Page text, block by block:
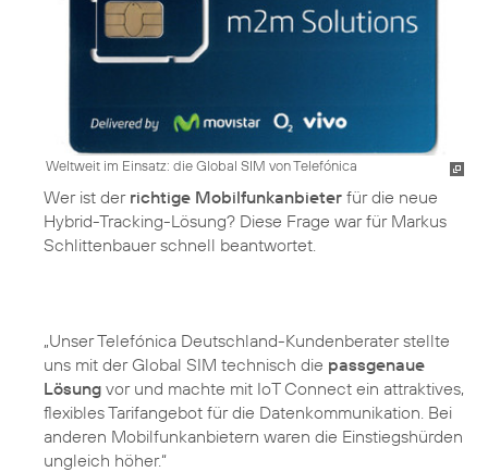
Weltweit im Einsatz: die Global SIM von Telefónica
Wer ist der richtige Mobilfunkanbieter für die neue
Hybrid-Tracking-Lösung? Diese Frage war für Markus
Schlittenbauer schnell beantwortet.
„Unser Telefónica Deutschland-Kundenberater stellte
uns mit der Global SIM technisch die passgenaue
Lösung vor und machte mit IoT Connect ein attraktives,
flexibles Tarifangebot für die Datenkommunikation. Bei
anderen Mobilfunkanbietern waren die Einstiegshürden
ungleich höher.“